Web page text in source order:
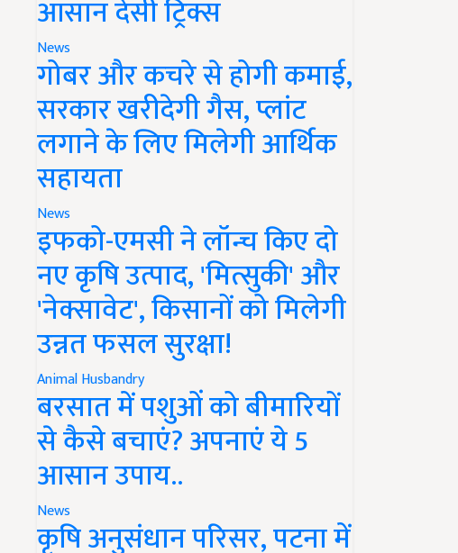
आसान देसी ट्रिक्स
News
गोबर और कचरे से होगी कमाई,
सरकार खरीदेगी गैस, प्लांट
लगाने के लिए मिलेगी आर्थिक
सहायता
News
इफको-एमसी ने लॉन्च किए दो
नए कृषि उत्पाद, 'मित्सुकी' और
'नेक्सावेट', किसानों को मिलेगी
उन्नत फसल सुरक्षा!
Animal Husbandry
बरसात में पशुओं को बीमारियों
से कैसे बचाएं? अपनाएं ये 5
आसान उपाय..
News
कृषि अनुसंधान परिसर, पटना में